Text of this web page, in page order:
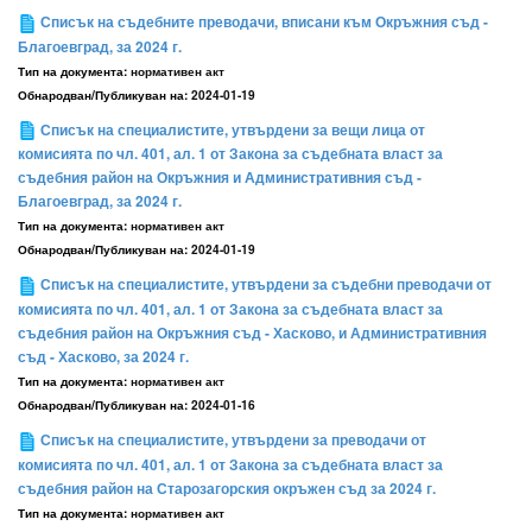
Списък на съдебните преводачи, вписани към Окръжния съд -
Благоевград, за 2024 г.
Тип на документа: нормативен акт
Обнародван/Публикуван на: 2024-01-19
Списък на специалистите, утвърдени за вещи лица от
комисията по чл. 401, ал. 1 от Закона за съдебната власт за
съдебния район на Окръжния и Административния съд -
Благоевград, за 2024 г.
Тип на документа: нормативен акт
Обнародван/Публикуван на: 2024-01-19
Списък на специалистите, утвърдени за съдебни преводачи от
комисията по чл. 401, ал. 1 от Закона за съдебната власт за
съдебния район на Окръжния съд - Хасково, и Административния
съд - Хасково, за 2024 г.
Тип на документа: нормативен акт
Обнародван/Публикуван на: 2024-01-16
Списък на специалистите, утвърдени за преводачи от
комисията по чл. 401, ал. 1 от Закона за съдебната власт за
съдебния район на Старозагорския окръжен съд за 2024 г.
Тип на документа: нормативен акт